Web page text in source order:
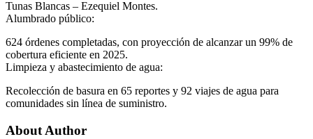
Tunas Blancas – Ezequiel Montes.
Alumbrado público:
624 órdenes completadas, con proyección de alcanzar un 99% de
cobertura eficiente en 2025.
Limpieza y abastecimiento de agua:
Recolección de basura en 65 reportes y 92 viajes de agua para
comunidades sin línea de suministro.
About Author